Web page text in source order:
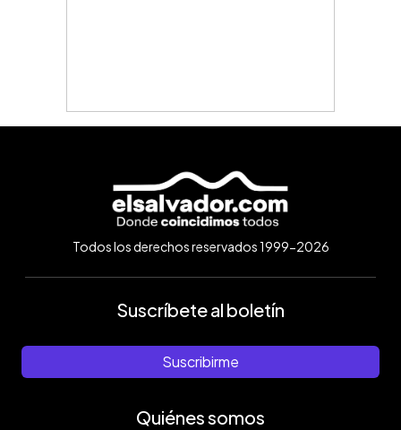
Todos los derechos reservados 1999-2026
Suscríbete al boletín
Suscribirme
Quiénes somos